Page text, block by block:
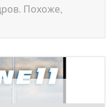
Похоже,